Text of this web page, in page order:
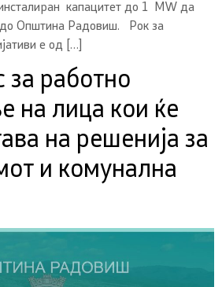
инсталиран капацитет до 1 MW да
до Општина Радовиш. Рок за
е од […]
за работно
на лица кои ќе
на решенија за
и комунална